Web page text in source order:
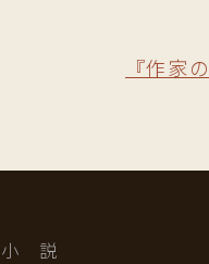
『作家
小 説